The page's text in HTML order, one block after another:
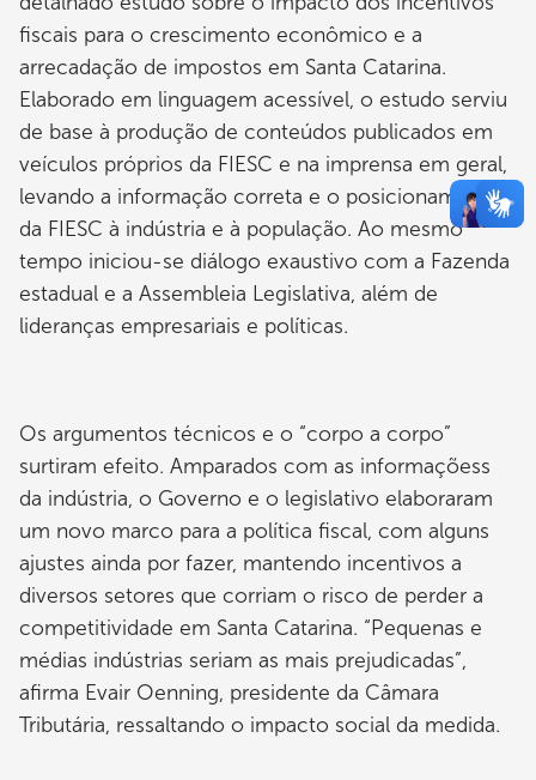
fiscais para o crescimento econômico e a
arrecadação de impostos em Santa Catarina.
Elaborado em linguagem acessível, o estudo serviu
de base à produção de conteúdos publicados em
veículos próprios da FIESC e na imprensa em geral,
levando a informação correta e o posicionamento
da FIESC à indústria e à população. Ao mesmo
tempo iniciou-se diálogo exaustivo com a Fazenda
estadual e a Assembleia Legislativa, além de
lideranças empresariais e políticas.
Os argumentos técnicos e o “corpo a corpo”
surtiram efeito. Amparados com as informaçõess
da indústria, o Governo e o legislativo elaboraram
um novo marco para a política fiscal, com alguns
ajustes ainda por fazer, mantendo incentivos a
diversos setores que corriam o risco de perder a
competitividade em Santa Catarina. “Pequenas e
médias indústrias seriam as mais prejudicadas”,
afirma Evair Oenning, presidente da Câmara
Tributária, ressaltando o impacto social da medida.